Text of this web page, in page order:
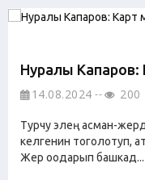
Нуралы Капаров:
14.08.2024 200
Турчу элең асман-
келгенин тоголотуп,
Жер оодарып башкад...